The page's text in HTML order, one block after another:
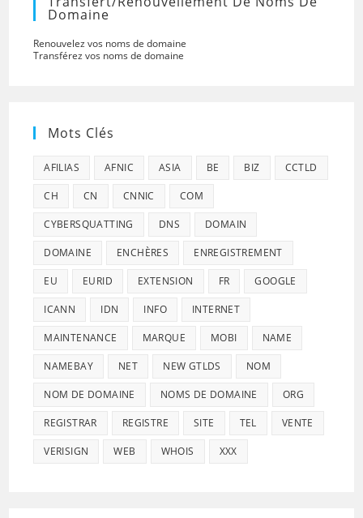
Domaine
Renouvelez vos noms de domaine
Transférez vos noms de domaine
Mots Clés
AFILIAS AFNIC ASIA BE BIZ CCTLD
CH CN CNNIC COM
CYBERSQUATTING DNS DOMAIN
DOMAINE ENCHÈRES ENREGISTREMENT
EU EURID EXTENSION FR GOOGLE
ICANN IDN INFO INTERNET
MAINTENANCE MARQUE MOBI NAME
NAMEBAY NET NEW GTLDS NOM
NOM DE DOMAINE NOMS DE DOMAINE ORG
REGISTRAR REGISTRE SITE TEL VENTE
VERISIGN WEB WHOIS XXX